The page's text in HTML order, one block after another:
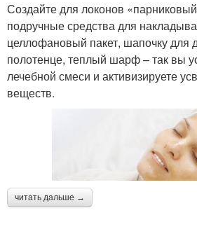
Создайте для локонов
подручные средства для
целлофановый пакет, шапочку для
полотенце, теплый шарф – так вы
лечебной смеси и активизируете
веществ.
читать дальше →